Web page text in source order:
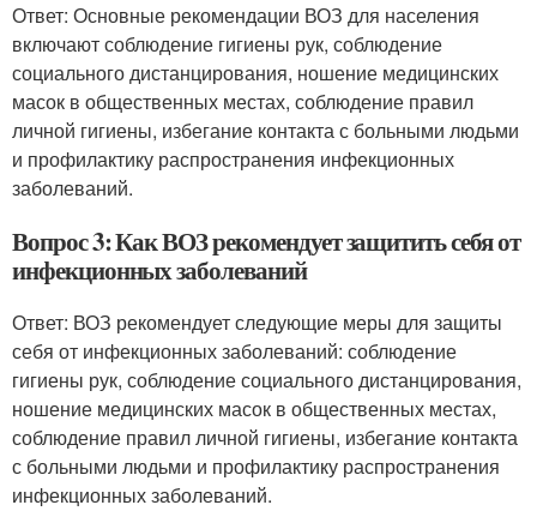
Ответ: Основные рекомендации ВОЗ для населения
включают соблюдение гигиены рук, соблюдение
социального дистанцирования, ношение медицинских
масок в общественных местах, соблюдение правил
личной гигиены, избегание контакта с больными людьми
и профилактику распространения инфекционных
заболеваний.
Вопрос 3: Как ВОЗ рекомендует защитить себя от
инфекционных заболеваний
Ответ: ВОЗ рекомендует следующие меры для защиты
себя от инфекционных заболеваний: соблюдение
гигиены рук, соблюдение социального дистанцирования,
ношение медицинских масок в общественных местах,
соблюдение правил личной гигиены, избегание контакта
с больными людьми и профилактику распространения
инфекционных заболеваний.